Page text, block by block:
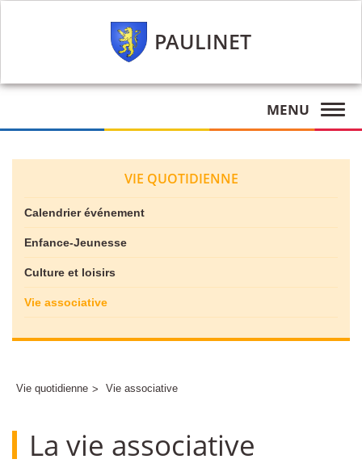
PAULINET
MENU
VIE QUOTIDIENNE
Calendrier événement
Enfance-Jeunesse
Culture et loisirs
Vie associative
Vie quotidienne Vie associative
La vie associative